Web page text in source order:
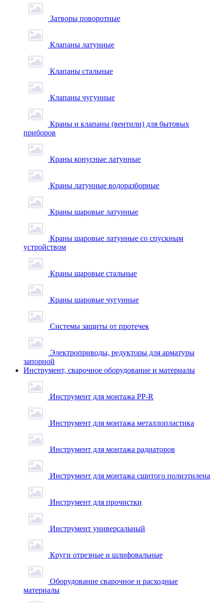
Затворы поворотные
Клапаны латунные
Клапаны стальные
Клапаны чугунные
Краны и клапаны (вентили) для бытовых
приборов
Краны конусные латунные
Краны латунные водоразборные
Краны шаровые латунные
Краны шаровые латунные со спускным
устройством
Краны шаровые стальные
Краны шаровые чугунные
Системы защиты от протечек
Электроприводы, редукторы для арматуры
запорной
Инструмент, сварочное оборудование и материалы
Инструмент для монтажа PP-R
Инструмент для монтажа металлопластика
Инструмент для монтажа радиаторов
Инструмент для монтажа сшитого полиэтилена
Инструмент для прочистки
Инструмент универсальный
Круги отрезные и шлифовальные
Оборудование сварочное и расходные
материалы